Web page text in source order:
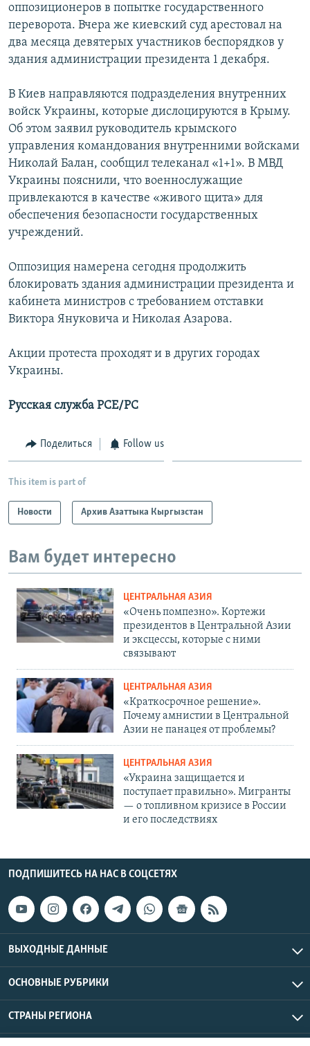
оппозиционеров в попытке государственного
переворота. Вчера же киевский суд арестовал на
два месяца девятерых участников беспорядков у
здания администрации президента 1 декабря.
В Киев направляются подразделения внутренних
войск Украины, которые дислоцируются в Крыму.
Об этом заявил руководитель крымского
управления командования внутренними войсками
Николай Балан, сообщил телеканал «1+1». В МВД
Украины пояснили, что военнослужащие
привлекаются в качестве «живого щита» для
обеспечения безопасности государственных
учреждений.
Оппозиция намерена сегодня продолжить
блокировать здания администрации президента и
кабинета министров с требованием отставки
Виктора Януковича и Николая Азарова.
Акции протеста проходят и в других городах
Украины.
Русская служба РСЕ/РС
Поделиться Follow us
This item is part of
Новости Архив Азаттыка Кыргызстан
Вам будет интересно
ЦЕНТРАЛЬНАЯ АЗИЯ
«Очень помпезно». Кортежи
президентов в Центральной Азии
и эксцессы, которые с ними
связывают
ЦЕНТРАЛЬНАЯ АЗИЯ
«Краткосрочное решение».
Почему амнистии в Центральной
Азии не панацея от проблемы?
ЦЕНТРАЛЬНАЯ АЗИЯ
«Украина защищается и
поступает правильно». Мигранты
— о топливном кризисе в России
и его последствиях
ПОДПИШИТЕСЬ НА НАС В СОЦСЕТЯХ
ВЫХОДНЫЕ ДАННЫЕ
ОСНОВНЫЕ РУБРИКИ
СТРАНЫ РЕГИОНА